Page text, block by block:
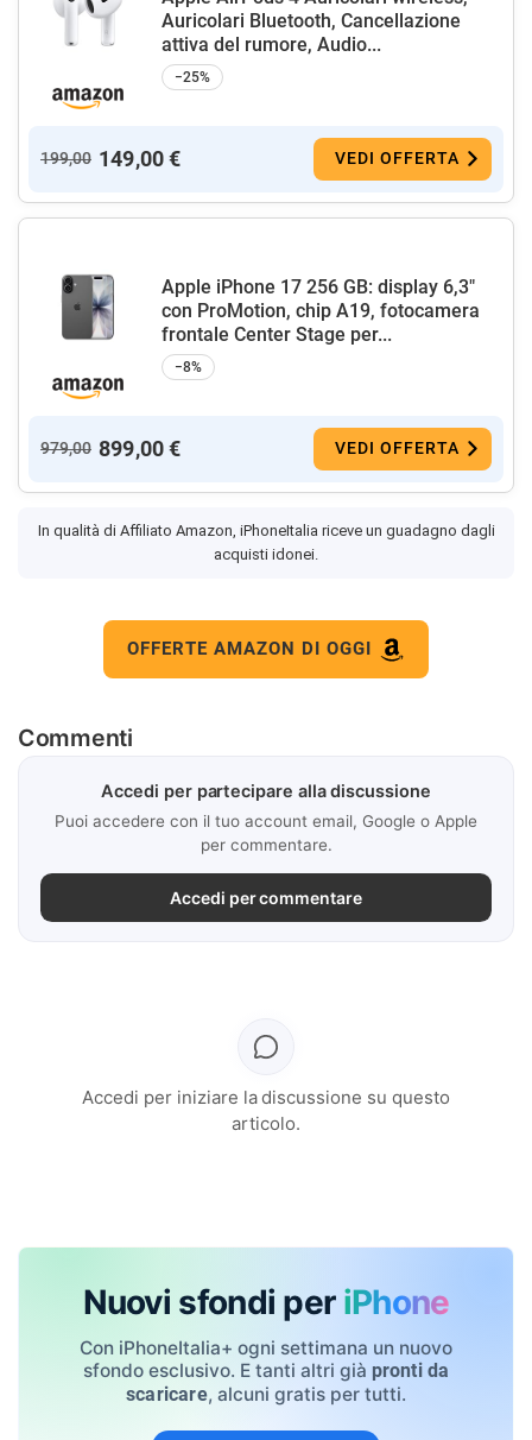
Auricolari Bluetooth, Cancellazione
attiva del rumore, Audio...
−25%
199,00 149,00 € VEDI OFFERTA
Apple iPhone 17 256 GB: display 6,3"
con ProMotion, chip A19, fotocamera
frontale Center Stage per...
−8%
979,00 899,00 € VEDI OFFERTA
In qualità di Affiliato Amazon, iPhoneItalia riceve un guadagno dagli
acquisti idonei.
OFFERTE AMAZON DI OGGI
Commenti
Accedi per partecipare alla discussione
Puoi accedere con il tuo account email, Google o Apple
per commentare.
Accedi per commentare
Accedi per iniziare la discussione su questo
articolo.
Nuovi sfondi per iPhone
Con iPhoneItalia+ ogni settimana un nuovo
sfondo esclusivo. E tanti altri già pronti da
scaricare, alcuni gratis per tutti.